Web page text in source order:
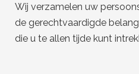
Wij verzamelen uw
de gerechtvaardigde
die u te allen tijde kunt